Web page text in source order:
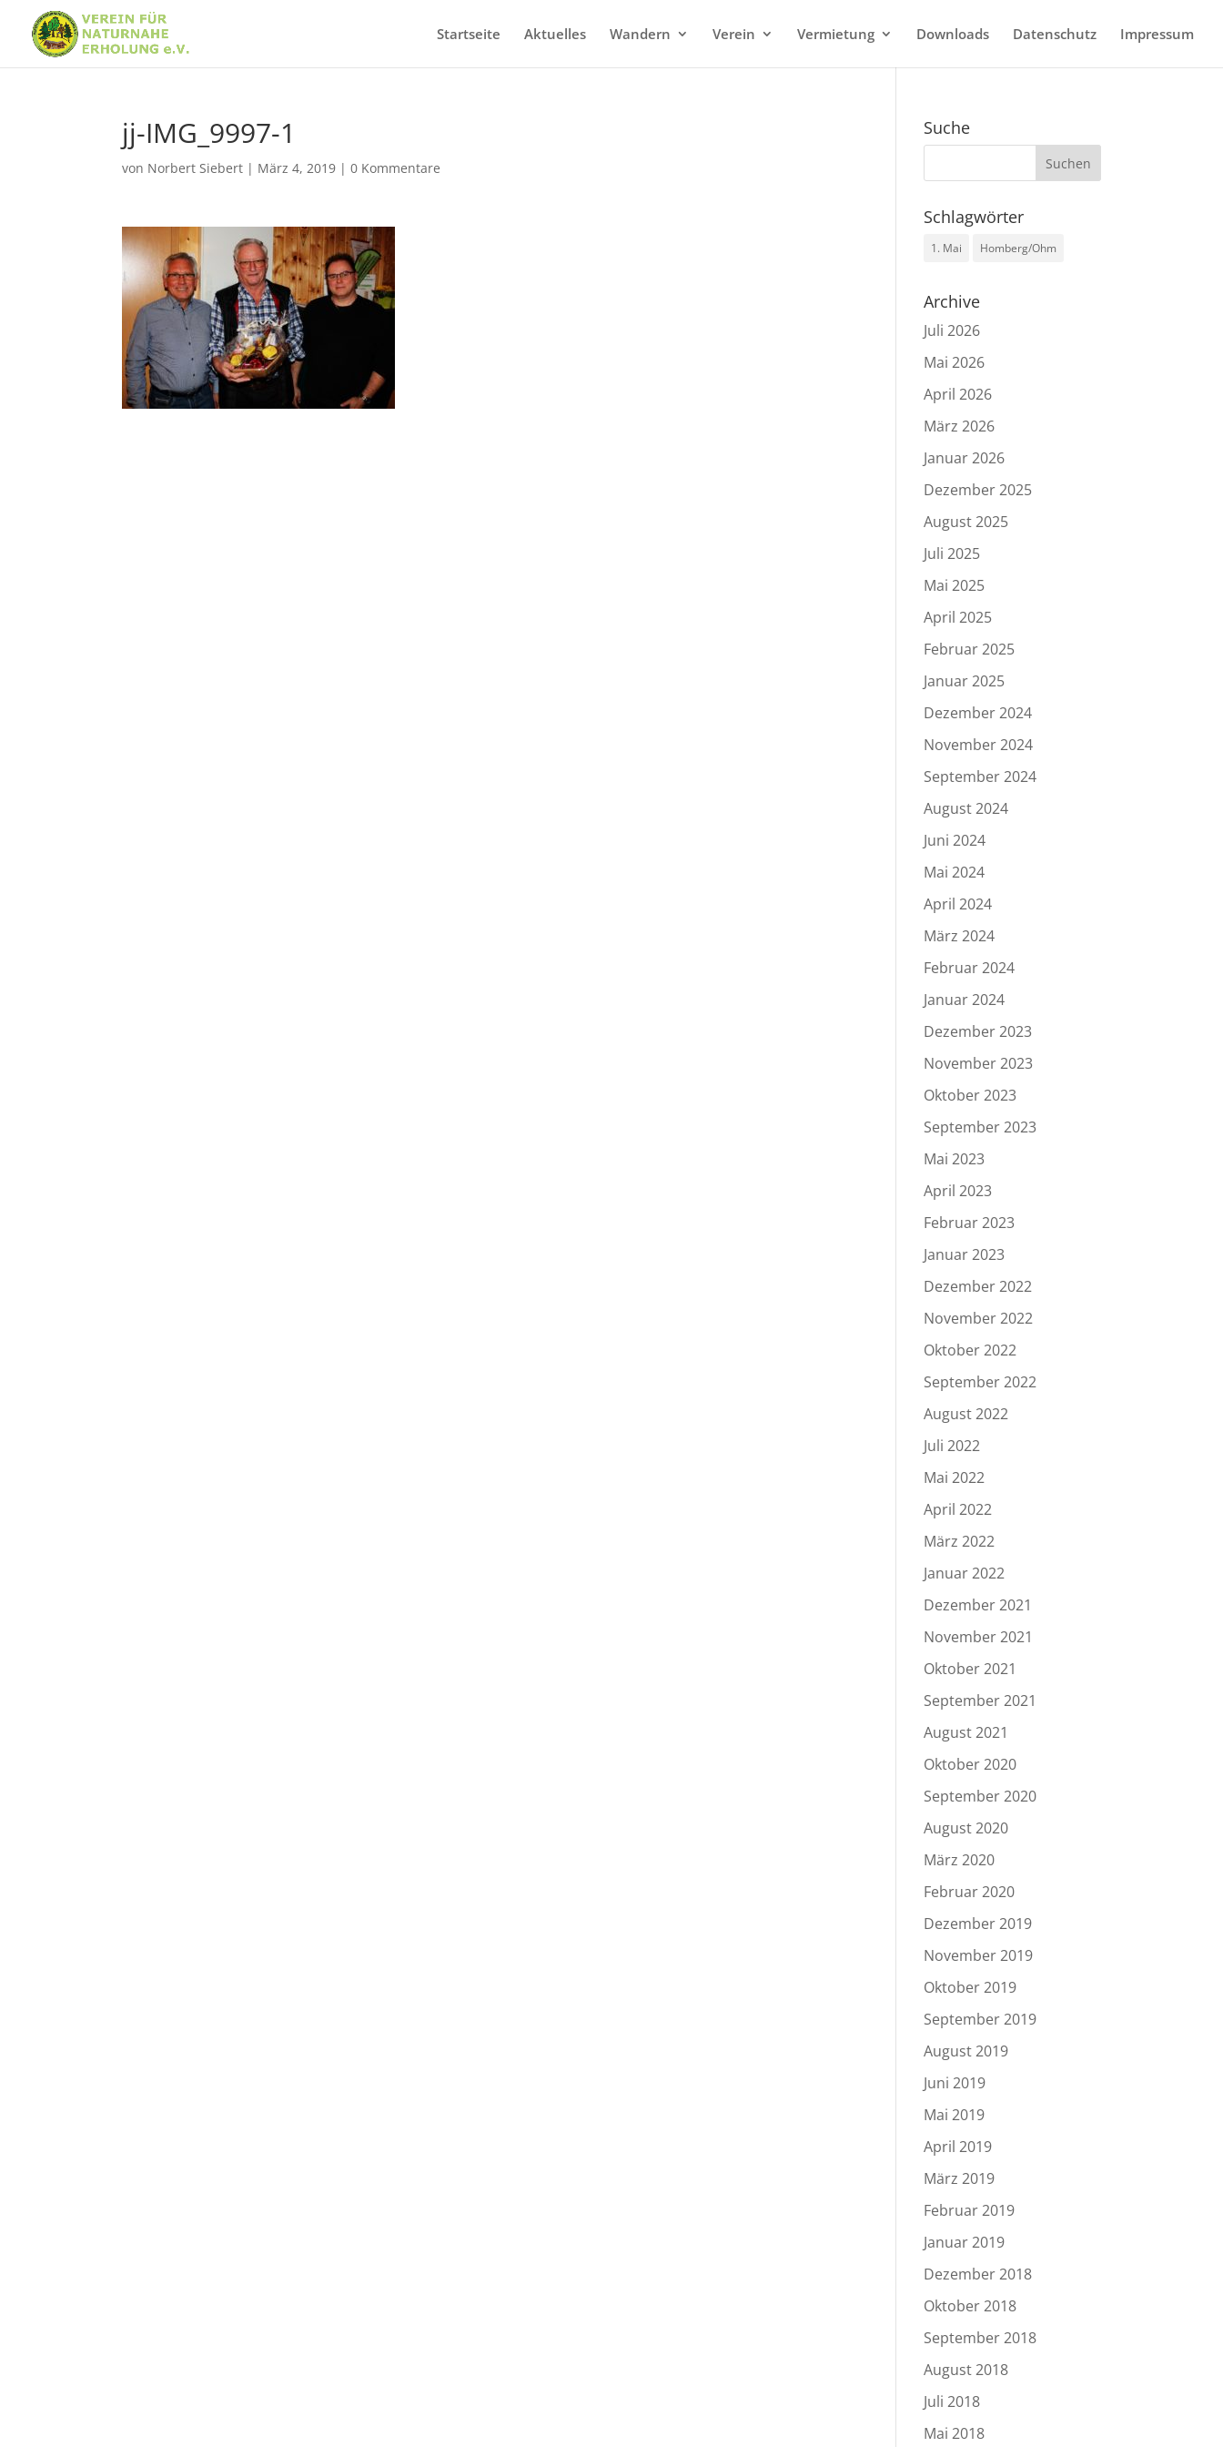
Startseite Aktuelles Wandern Verein Vermietung Downloads Datenschutz Impressum
jj-IMG_9997-1
von Norbert Siebert | März 4, 2019 |0 Kommentare
Suche
Schlagwörter
1. Mai Homberg/Ohm
Archive
Juli 2026
Mai 2026
April 2026
März 2026
Januar 2026
Dezember 2025
August 2025
Juli 2025
Mai 2025
April 2025
Februar 2025
Januar 2025
Dezember 2024
November 2024
September 2024
August 2024
Juni 2024
Mai 2024
April 2024
März 2024
Februar 2024
Januar 2024
Dezember 2023
November 2023
Oktober 2023
September 2023
Mai 2023
April 2023
Februar 2023
Januar 2023
Dezember 2022
November 2022
Oktober 2022
September 2022
August 2022
Juli 2022
Mai 2022
April 2022
März 2022
Januar 2022
Dezember 2021
November 2021
Oktober 2021
September 2021
August 2021
Oktober 2020
September 2020
August 2020
März 2020
Februar 2020
Dezember 2019
November 2019
Oktober 2019
September 2019
August 2019
Juni 2019
Mai 2019
April 2019
März 2019
Februar 2019
Januar 2019
Dezember 2018
Oktober 2018
September 2018
August 2018
Juli 2018
Mai 2018